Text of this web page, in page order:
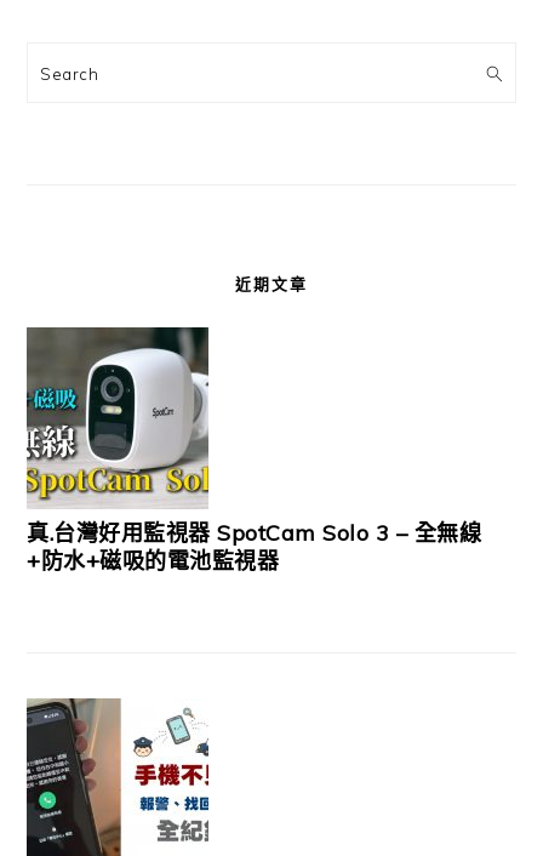
Search
近期文章
真.台灣好用監視器 SpotCam Solo 3 – 全無線
+防水+磁吸的電池監視器